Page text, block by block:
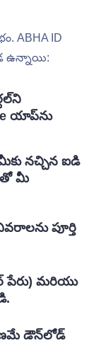
ABHA ID
ఉన్నాయి:
యాప్‌ను
నచ్చిన ఐడి
మీ
పూర్తి
మరియు
డౌన్‌లోడ్